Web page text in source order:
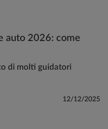
auto 2026: come
di molti guidatori
12/12/2025